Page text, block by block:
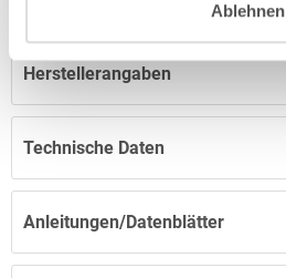
Ablehnen
Herstellerangaben
Technische Daten
Anleitungen/Datenblätter